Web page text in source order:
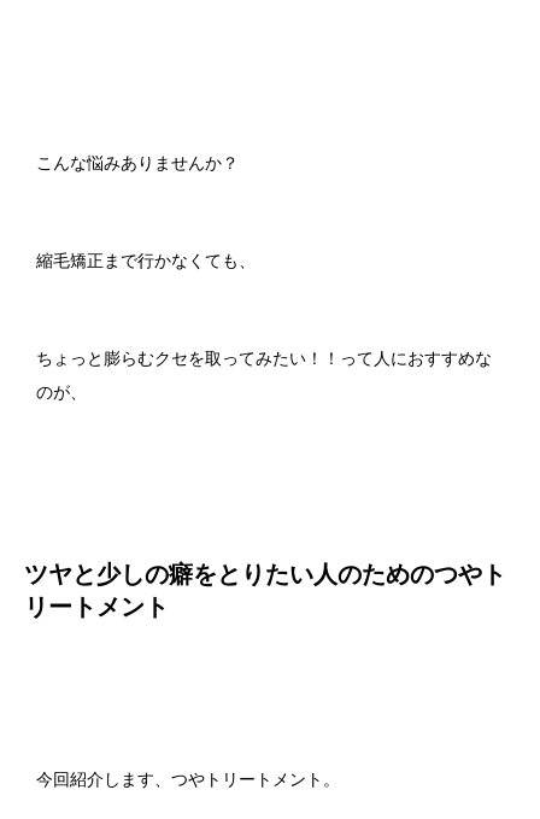
こんな悩みありませんか？
縮毛矯正まで行かなくても、
ちょっと膨らむクセを取ってみたい！！って人におすすめな
のが、
ツヤと少しの癖をとりたい人のためのつやト
リートメント
今回紹介します、つやトリートメント。